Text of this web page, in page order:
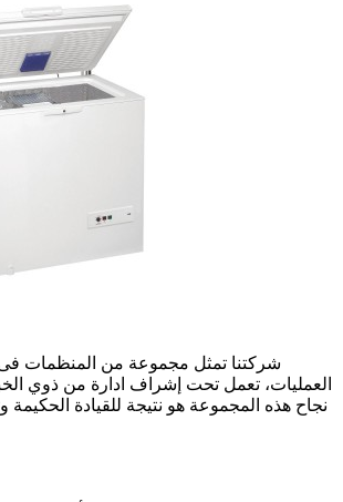
شركتنا تمثل مجموعة من المنظمات
العمليات، تعمل تحت إشراف ادارة من ذوي
نجاح هذه المجموعة هو نتيجة للقيادة